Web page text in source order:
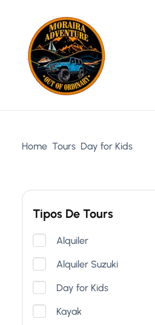
Home Tours Day for Kids
Tipos De Tours
Alquiler
Alquiler Suzuki
Day for Kids
Kayak